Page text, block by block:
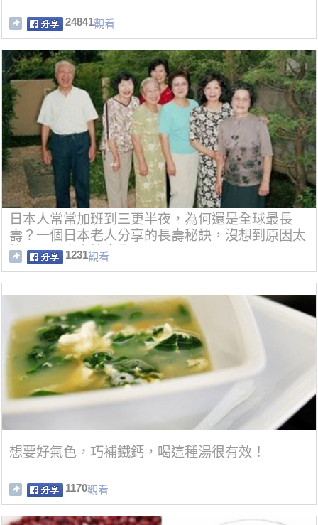
24841觀看
日本人常常加班到三更半夜，為何還是全球最長
壽？一個日本老人分享的長壽秘訣，沒想到原因太
簡單了！大家快來學
1231觀看
想要好氣色，巧補鐵鈣，喝這種湯很有效！
1170觀看